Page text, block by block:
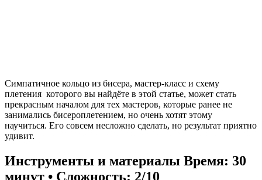
Симпатичное кольцо из бисера, мастер-класс и схему
плетения которого вы найдёте в этой статье, может стать
прекрасным началом для тех мастеров, которые ранее не
занимались бисероплетением, но очень хотят этому
научиться. Его совсем несложно сделать, но результат приятно
удивит.
Инструменты и материалы Время: 30
минут • Сложность: 2/10